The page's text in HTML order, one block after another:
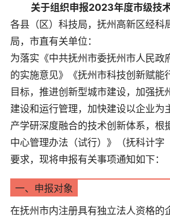
关于组织申报2023年度市级技
各县（区）科技局，抚州高新区经科
局，市直有关单位：
为落实《中共抚州市委抚州市人民政
的实施意见》《抚州市科技创新赋能
目标，推进创新型城市建设，加强抚
建设和运行管理，加快建设以企业为
产学研深度融合的技术创新体系，根
中心管理办法（试行）》（抚科计字
要求，现将申报有关事项通知如下：
一、申报对象
在抚州市内注册具有独立法人资格的